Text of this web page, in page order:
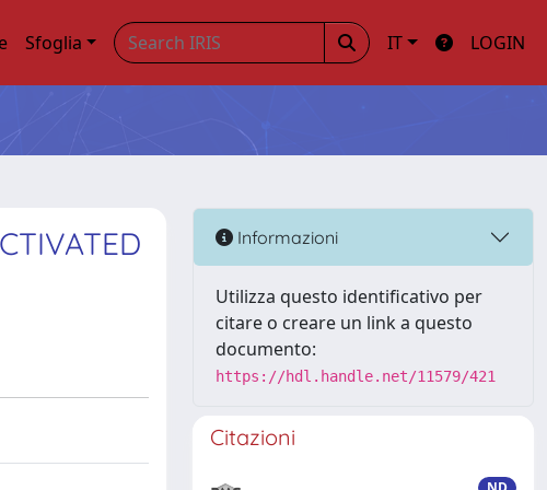
Sfoglia IT LOGIN
Informazioni
Utilizza questo identificativo per
citare o creare un link a questo
documento:
https://hdl.handle.net/11579/421
Citazioni